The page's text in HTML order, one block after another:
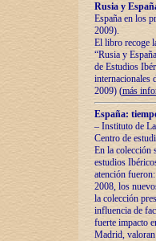
Rusia y
España en los
2009).
El libro recoge
“Rusia y
de Estudios
internacionales
2009) (más
España:
– Instituto de
Centro de
En la colección
estudios
atención
2008, los
la colección
influencia de
fuerte impacto
Madrid,